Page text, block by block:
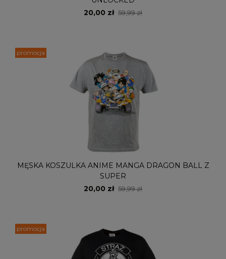
20,00 zł 59,99 zł
MĘSKA KOSZULKA ANIME MANGA DRAGON BALL Z
SUPER
20,00 zł 59,99 zł
promocja
promocja